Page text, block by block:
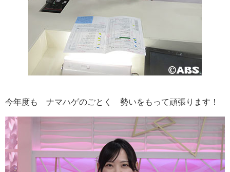
今年度も ナマハゲのごとく 勢いをもって頑張ります！